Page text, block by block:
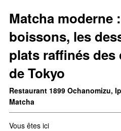
Matcha moderne
boissons, les
plats raffinés des
de Tokyo
Restaurant 1899 Ochanomizu,
Matcha
Vous êtes ici